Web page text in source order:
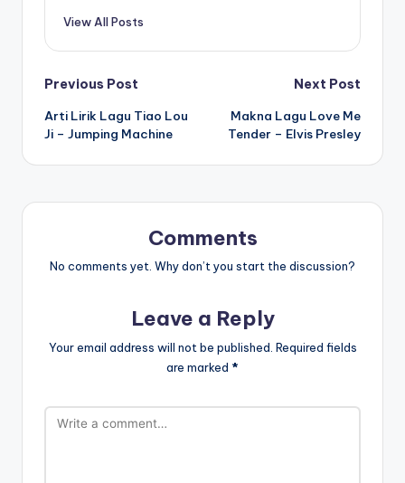
View All Posts
Post
navigation
Previous Post
Arti Lirik Lagu Tiao Lou
Ji – Jumping Machine
Next Post
Makna Lagu Love Me
Tender – Elvis Presley
Comments
No comments yet. Why don’t you start the discussion?
Leave a Reply
Your email address will not be published. Required fields
are marked *